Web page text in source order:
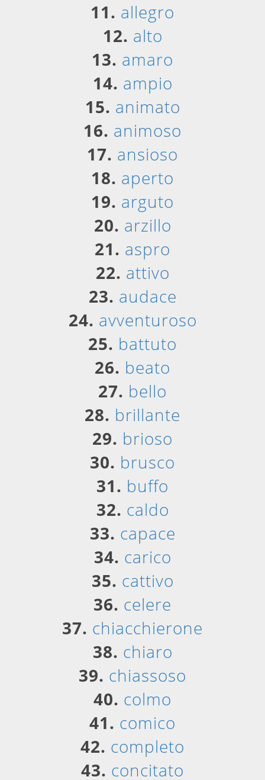
11. allegro
12. alto
13. amaro
14. ampio
15. animato
16. animoso
17. ansioso
18. aperto
19. arguto
20. arzillo
21. aspro
22. attivo
23. audace
24. avventuroso
25. battuto
26. beato
27. bello
28. brillante
29. brioso
30. brusco
31. buffo
32. caldo
33. capace
34. carico
35. cattivo
36. celere
37. chiacchierone
38. chiaro
39. chiassoso
40. colmo
41. comico
42. completo
43. concitato